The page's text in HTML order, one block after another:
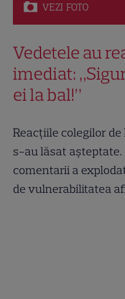
VEZI FOTO
Vedetele au
imediat:
ei la bal!”
Reacțiile colegilor
s-au lăsat așteptate.
comentarii a
de vulnerabilitatea